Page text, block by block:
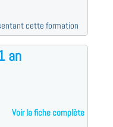
cette formation
an
Voir la fiche complète